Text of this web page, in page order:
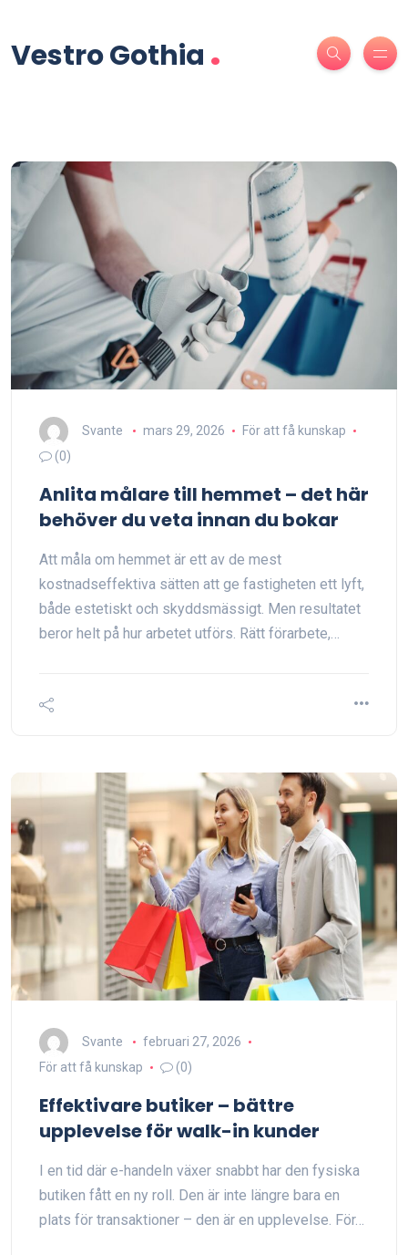
Vestro Gothia .
Svante mars 29, 2026
För att få kunskap
(0)
Anlita målare till hemmet – det här
behöver du veta innan du bokar
Att måla om hemmet är ett av de mest
kostnadseffektiva sätten att ge fastigheten ett lyft,
både estetiskt och skyddsmässigt. Men resultatet
beror helt på hur arbetet utförs. Rätt förarbete,…
Svante
februari 27, 2026
För att få kunskap
(0)
Effektivare butiker – bättre
upplevelse för walk-in kunder
I en tid där e-handeln växer snabbt har den fysiska
butiken fått en ny roll. Den är inte längre bara en
plats för transaktioner – den är en upplevelse. För…